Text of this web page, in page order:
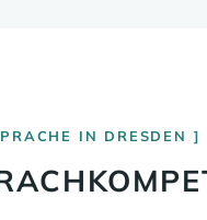
IN DRESDEN